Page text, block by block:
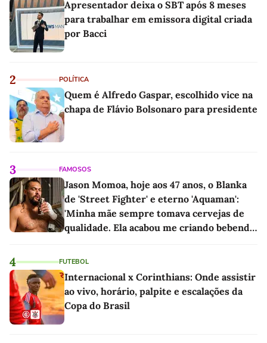
Apresentador deixa o SBT após 8 meses
para trabalhar em emissora digital criada
por Bacci
2 POLÍTICA
Quem é Alfredo Gaspar, escolhido vice na
chapa de Flávio Bolsonaro para presidente
3 FAMOSOS
Jason Momoa, hoje aos 47 anos, o Blanka
de 'Street Fighter' e eterno 'Aquaman':
'Minha mãe sempre tomava cervejas de
qualidade. Ela acabou me criando bebendo
4 FUTEBOL
Internacional x Corinthians: Onde assistir
ao vivo, horário, palpite e escalações da
Copa do Brasil